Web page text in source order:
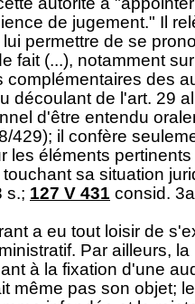
de jugement." Il
permettre de se
fait (...), notamment
complémentaires des
découlant de l'art. 29
d'être entendu
429); il confère
les éléments
sa situation
s.; 127 V 431 consid.
a eu tout loisir de
Par ailleurs,
à la fixation d'une
même pas son objet;